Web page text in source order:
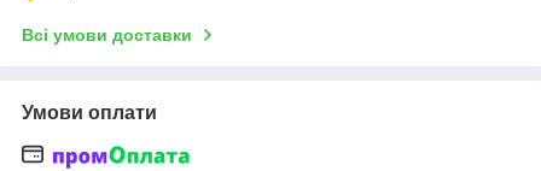
Всі умови доставки
Умови оплати